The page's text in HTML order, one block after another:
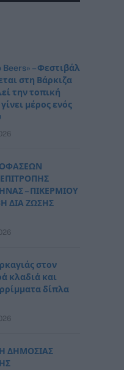
Beers» – Φεστιβάλ
στη Βάρκιζα
την τοπική
μέρος ενός
– ΠΙΚΕΡΜΙΟΥ
ΔΙΑ ΖΩΣΗΣ
στον
κλαδιά και
δίπλα
ΔΗΜΟΣΙΑΣ